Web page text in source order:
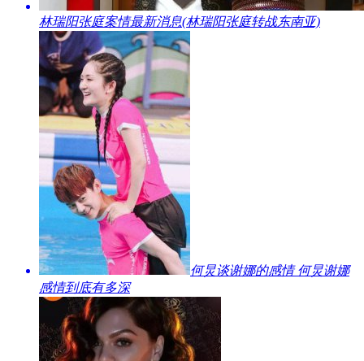
​林瑞阳张庭案情最新消息(林瑞阳张庭转战东南亚)
​何炅谈谢娜的感情 何炅谢娜
感情到底有多深